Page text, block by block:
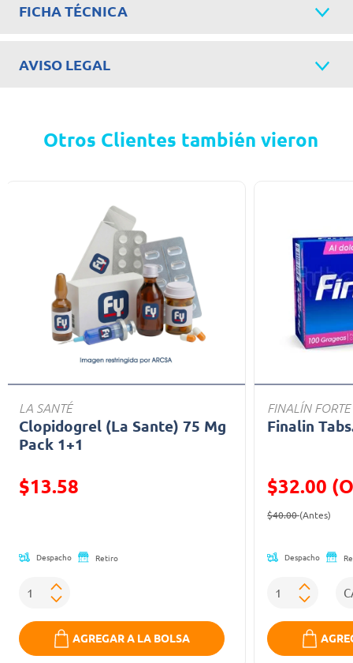
FICHA TÉCNICA
AVISO LEGAL
Otros Clientes también vieron
LA SANTÉ
Clopidogrel (La Sante) 75 Mg
Pack 1+1
$13.58
Despacho Retiro
AGREGAR A LA BOLSA
FINALÍN FORTE
Finalin
$32.00
Precio
$40.00(Antes)
Despacho